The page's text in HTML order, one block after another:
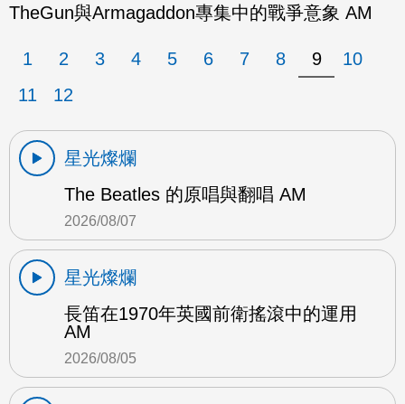
TheGun與Armagaddon專集中的戰爭意象 AM
1 2 3 4 5 6 7 8 9
10
11
12
星光燦爛
The Beatles 的原唱與翻唱 AM
2026/08/07
星光燦爛
長笛在1970年英國前衛搖滾中的運用
AM
2026/08/05